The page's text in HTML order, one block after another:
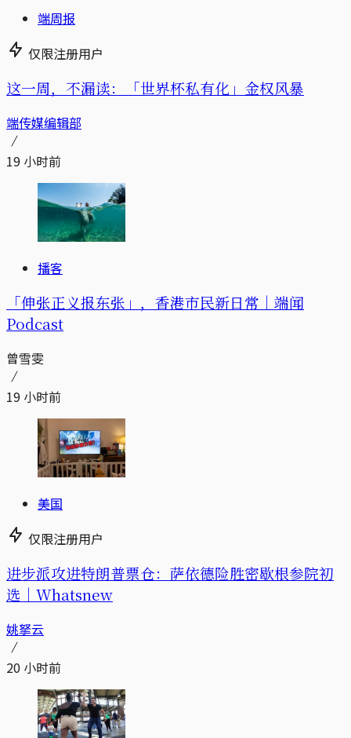
端周报
仅限注册用户
这一周，不漏读：「世界杯私有化」金权风暴
端传媒编辑部
19 小时前
播客
「伸张正义报东张」，香港市民新日常｜端闻
Podcast
曾雪雯
19 小时前
美国
仅限注册用户
进步派攻进特朗普票仓：萨依德险胜密歇根参院初
选｜Whatsnew
姚拏云
20 小时前